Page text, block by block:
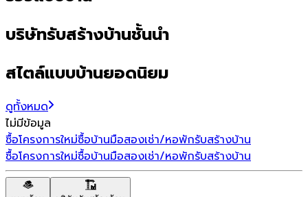
บริษัทรับสร้างบ้านชั้นนำ
สไตล์แบบบ้านยอดนิยม
ดูทั้งหมด
ไม่มีข้อมูล
ซื้อโครงการใหม่ซื้อบ้านมือสองเช่า/หอพักรับสร้างบ้าน
ซื้อโครงการใหม่ซื้อบ้านมือสองเช่า/หอพักรับสร้างบ้าน